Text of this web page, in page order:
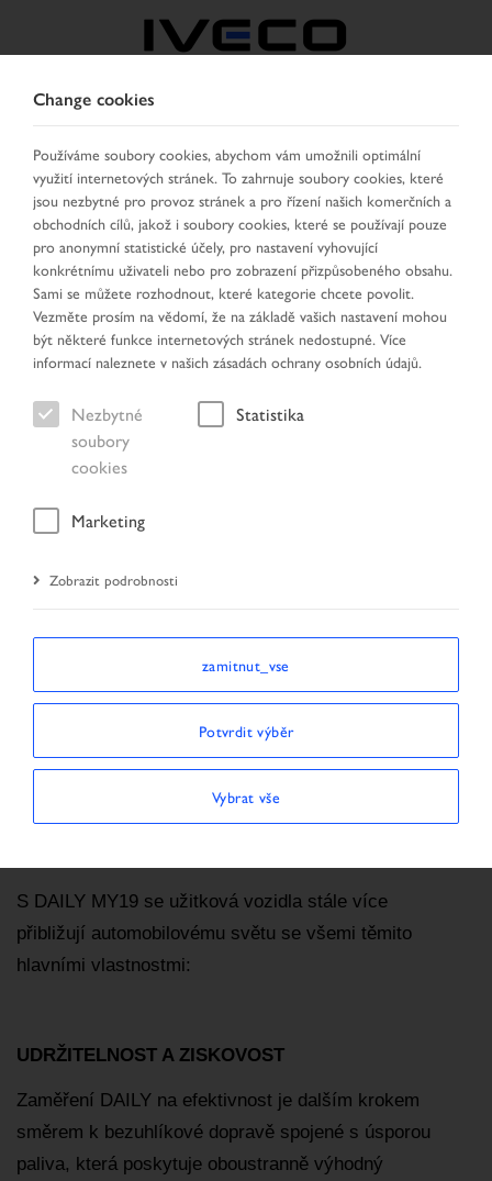
CZECH REPUBLIC /
SLOVAKIA
VYBRAT ZEMI ZMĚNIT JAZYK
Toggle
navigation
MENU
Úvodní stránka
KLÍČOVÉ VLASTNOSTI DAILY MY19
spolehlivost, efektivita a všestrannost) a stal se
S DAILY MY19 se užitková vozidla stále více
přibližují automobilovému světu se všemi těmito
hlavními vlastnostmi:
UDRŽITELNOST A ZISKOVOST
Zaměření DAILY na efektivnost je dalším krokem
směrem k bezuhlíkové dopravě spojené s úsporou
paliva, která poskytuje oboustranně výhodný
Change cookies
Používáme soubory cookies, abychom vám umožnili optimální
využití internetových stránek. To zahrnuje soubory cookies, které
jsou nezbytné pro provoz stránek a pro řízení našich komerčních a
obchodních cílů, jakož i soubory cookies, které se používají pouze
pro anonymní statistické účely, pro nastavení vyhovující
konkrétnímu uživateli nebo pro zobrazení přizpůsobeného obsahu.
Sami se můžete rozhodnout, které kategorie chcete povolit.
Vezměte prosím na vědomí, že na základě vašich nastavení mohou
být některé funkce internetových stránek nedostupné. Více
informací naleznete v našich zásadách ochrany osobních údajů.
Nezbytné
soubory
cookies
Statistika
Marketing
Zobrazit podrobnosti
zamitnut_vse
Potvrdit výběr
Vybrat vše